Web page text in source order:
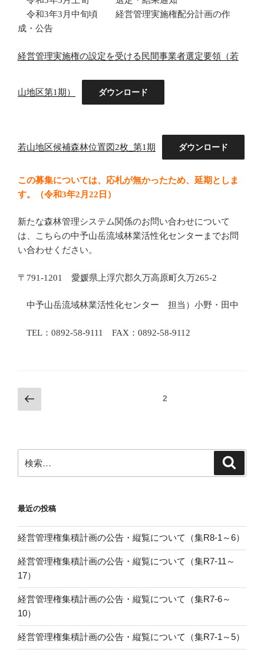
令和3年3月中旬頃 経営管理実施権配分計画の作
成・公告
経営管理実施権の設定を受ける民間事業者選定要領（若
山地区第1期） ダウンロード
若山地区候補森林位置図2枚_第1期 ダウンロード
この募集については、応札が無かったため、延期としま
す。（令和3年2月22日）
新たな森林管理システム関係のお問い合わせについて
は、こちらの中予山岳流域林業活性化センターまでお問
い合わせください。
〒791-1201 愛媛県上浮穴郡久万高原町久万265-2
中予山岳流域林業活性化センター 担当）小野・田中
TEL：0892-58-9111 FAX：0892-58-9112
投
稿
ゲ
ー
ョ
ン
前
の
ジ
固定ページ2
索:
最近の投稿
経営管理権集積計画の公告・縦覧について（集R8-1～6）
経営管理権集積計画の公告・縦覧について（集R7-11～
17）
経営管理権集積計画の公告・縦覧について（集R7-6～
10）
経営管理権集積計画の公告・縦覧について（集R7-1～5）